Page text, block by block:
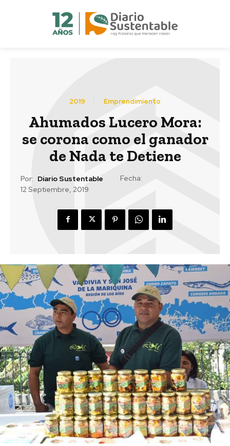
2019 Emprendimiento
Ahumados Lucero Mora:
se corona como el ganador
de Nada te Detiene
Por: Diario Sustentable
Fecha:
12 Septiembre, 2019